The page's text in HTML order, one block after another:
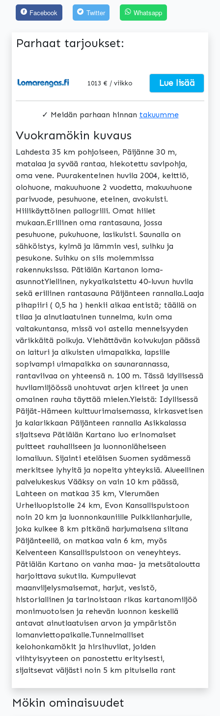
Facebook
Twitter Whatsapp
Parhaat tarjoukset:
1013 € / viikko Lue lisää
✓ Meidän parhaan hinnan takuumme
Vuokramökin kuvaus
Lahdesta 35 km pohjoiseen, Päijänne 30 m,
matalaa ja syvää rantaa, hiekotettu savipohja,
oma vene. Puurakenteinen huvila 2004, keittiö,
olohuone, makuuhuone 2 vuodetta, makuuhuone
parivuode, pesuhuone, eteinen, avokuisti.
Hiilikäyttöinen pallogrilli. Omat hiilet
mukaan.Erillinen oma rantasauna, jossa
pesuhuone, pukuhuone, lasikuisti. Saunalla on
sähköistys, kylmä ja lämmin vesi, suihku ja
pesukone. Suihku on siis molemmissa
rakennuksissa. Pätiälän Kartanon loma-
asunnotYlellinen, nykyaikaistettu 40-luvun huvila
sekä erillinen rantasauna Päijänteen rannalla.Laaja
pihapiiri ( 0,5 ha ) henkii aikaa entistä; täällä on
tilaa ja ainutlaatuinen tunnelma, kuin oma
valtakuntansa, missä voi astella menneisyyden
värikkäitä polkuja. Viehättävän koivukujan päässä
on laituri ja aikuisten uimapaikka, lapsille
sopivampi uimapaikka on saunarannassa,
rantaviivaa on yhteensä n. 100 m. Tässä idyllisessä
huvilamiljöössä unohtuvat arjen kiireet ja unen
omainen rauha täyttää mielen.Yleistä: Idyllisessä
Päijät-Hämeen kulttuurimaisemassa, kirkasvetisen
ja kalarikkaan Päijänteen rannalla Asikkalassa
sijaitseva Pätiälän Kartano luo erinomaiset
puitteet rauhalliseen ja luonnonläheiseen
lomailuun. Sijainti eteläisen Suomen sydämessä
merkitsee lyhyitä ja nopeita yhteyksiä. Alueellinen
palvelukeskus Vääksy on vain 10 km päässä,
Lahteen on matkaa 35 km, Vierumäen
Urheiluopistolle 24 km, Evon Kansallispuistoon
noin 20 km ja luonnonkauniille Pulkkilanharjulle,
joka kulkee 8 km pitkänä harjumaisena siltana
Päijänteellä, on matkaa vain 6 km, myös
Kelventeen Kansallispuistoon on veneyhteys.
Pätiälän Kartano on vanha maa- ja metsätaloutta
harjoittava sukutila. Kumpuilevat
maanviljelysmaisemat, harjut, vesistö,
historiallinen ja tarinoistaan rikas kartanomiljöö
monimuotoisen ja rehevän luonnon keskellä
antavat ainutlaatuisen arvon ja ympäristön
lomanviettopaikalle.Tunnelmalliset
kelohonkamökit ja hirsihuvilat, joiden
viihtyisyyteen on panostettu erityisesti,
sijaitsevat väljästi noin 5 km pituisella rant
Mökin ominaisuudet